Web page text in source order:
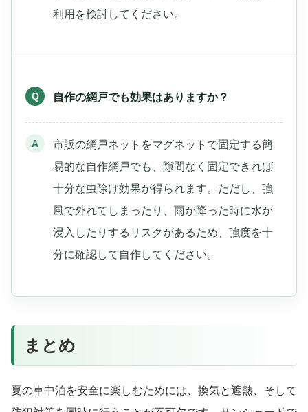
利用を検討してください。
自作の網戸でも効果はありますか？
市販の網戸ネットをマグネットで固定する簡
易的な自作網戸でも、隙間なく固定できれば
十分な虫除け効果が得られます。ただし、強
風で外れてしまったり、雨が降った時に水が
浸入したりするリスクがあるため、強度を十
分に確認して自作してください。
まとめ
夏の車中泊を安全に楽しむためには、換気と遮熱、そして